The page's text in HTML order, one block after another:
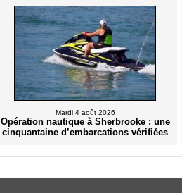
Mardi 4 août 2026
Opération nautique à Sherbrooke : une
cinquantaine d’embarcations vérifiées